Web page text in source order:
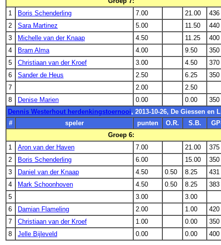
1
Boris Schenderling 7.00 21.00
436
2
Sara Martinez 5.00 11.50
440
3
Michelle van der Knaap 4.50 11.25
400
4
Bram Alma 4.00 9.50
350
5
Christiaan van der Kroef 3.00 4.50
370
6
Sander de Heus 2.50 6.25
350
7
2.00
2.50
8
Denise Marien 0.00 0.00
350
Dennis Westerhout herdenkingstoernooi, 2013-10-26, De Giessen en
#
speler punten O.R. S.B.
Groep 6:
1
Aron van der Haven 7.00 21.00
375
2
Boris Schenderling 6.00 15.00
350
3
Daniel van der Knaap 4.50 0.50 8.25
431
4
Mark Schoonhoven 4.50 0.50 8.25
383
5
3.00
3.00
6
Damian Flameling 2.00 1.00
420
7
Christiaan van der Kroef 1.00 0.00
350
8
Jelle Bijleveld 0.00 0.00 400